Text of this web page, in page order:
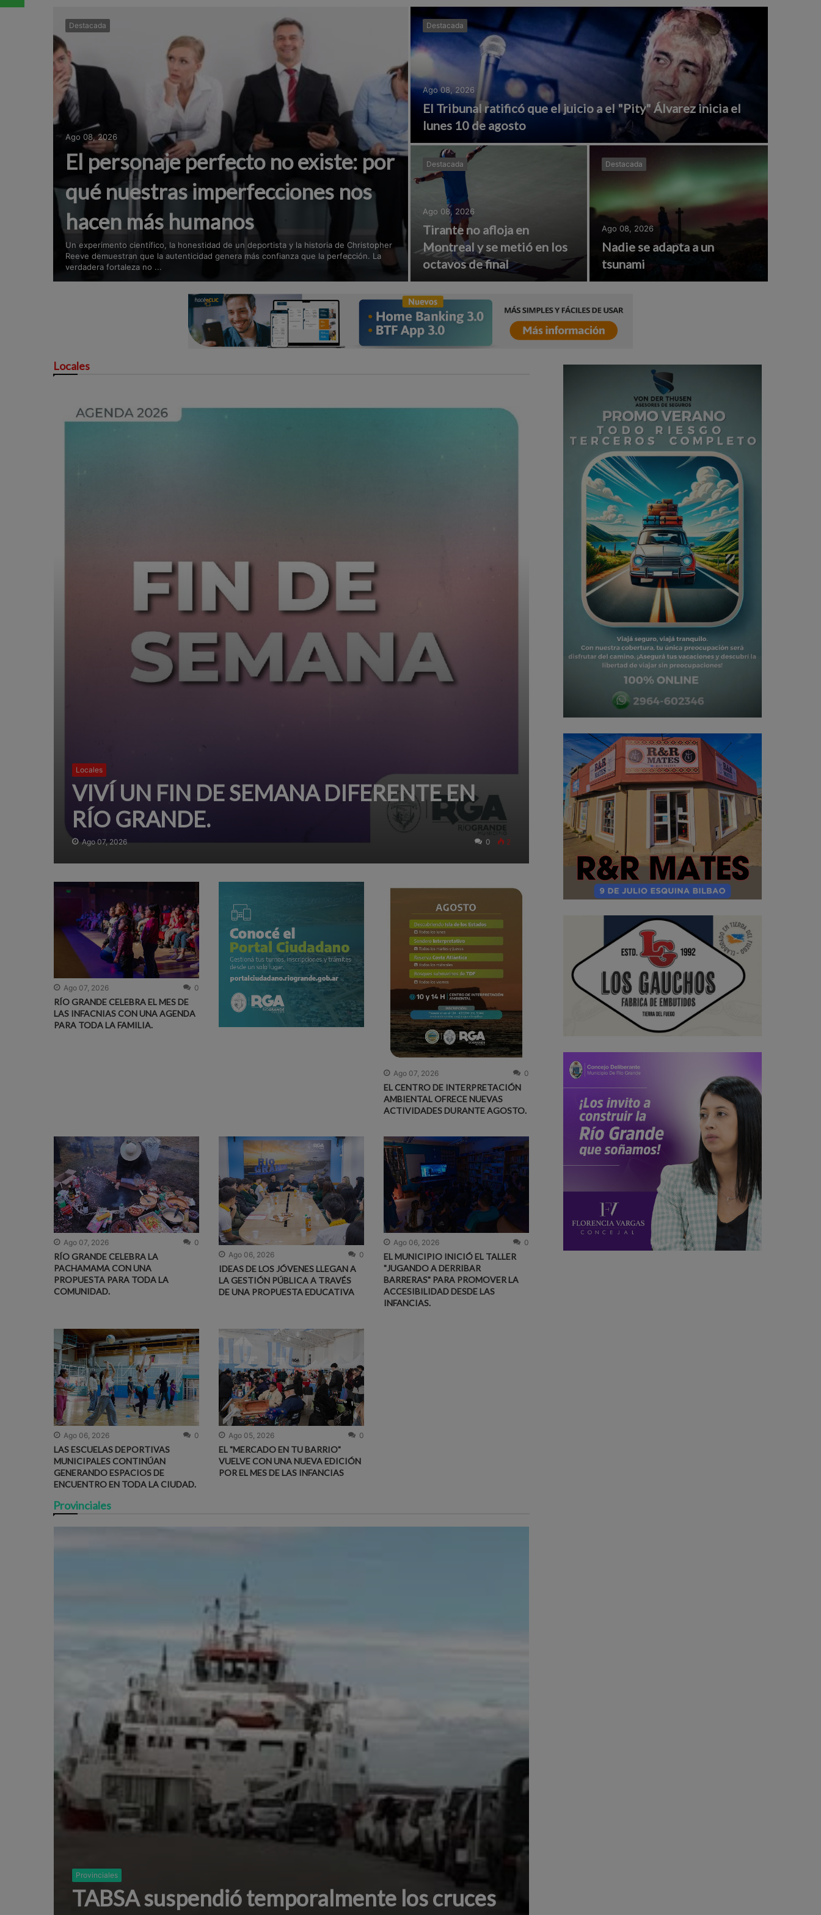
Destacada
Ago 08, 2026
El personaje perfecto no existe: por
qué nuestras imperfecciones nos
hacen más humanos
Un experimento científico, la honestidad de un deportista y la historia de Christopher
Reeve demuestran que la autenticidad genera más confianza que la perfección. La
verdadera fortaleza no ...
Destacada
Ago 08, 2026
El Tribunal ratificó que el juicio a el "Pity" Álvarez inicia el
lunes 10 de agosto
Destacada
Ago 08, 2026
Tirante no afloja en
Montreal y se metió en los
octavos de final
Destacada
Ago 08, 2026
Nadie se adapta a un
tsunami
Locales
Locales
VIVÍ UN FIN DE SEMANA DIFERENTE EN
RÍO GRANDE.
Ago 07, 2026 0 2
Ago 07, 2026 0
RÍO GRANDE CELEBRA EL MES DE
LAS INFACNIAS CON UNA AGENDA
PARA TODA LA FAMILIA.
Ago 07, 2026 0
EL CENTRO DE INTERPRETACIÓN
AMBIENTAL OFRECE NUEVAS
ACTIVIDADES DURANTE AGOSTO.
Ago 07, 2026 0
RÍO GRANDE CELEBRA LA
PACHAMAMA CON UNA
PROPUESTA PARA TODA LA
COMUNIDAD.
Ago 06, 2026 0
IDEAS DE LOS JÓVENES LLEGAN A
LA GESTIÓN PÚBLICA A TRAVÉS
DE UNA PROPUESTA EDUCATIVA
Ago 06, 2026 0
EL MUNICIPIO INICIÓ EL TALLER
"JUGANDO A DERRIBAR
BARRERAS" PARA PROMOVER LA
ACCESIBILIDAD DESDE LAS
INFANCIAS.
Ago 06, 2026 0
LAS ESCUELAS DEPORTIVAS
MUNICIPALES CONTINÚAN
GENERANDO ESPACIOS DE
ENCUENTRO EN TODA LA CIUDAD.
Ago 05, 2026 0
EL "MERCADO EN TU BARRIO"
VUELVE CON UNA NUEVA EDICIÓN
POR EL MES DE LAS INFANCIAS
Provinciales
Provinciales
TABSA suspendió temporalmente los cruces